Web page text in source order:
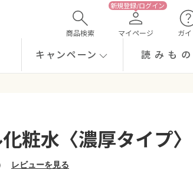
商品検索 マイページ ガ
キャンペーン 読みもの
粧水〈濃厚タイプ〉
レビューを見る